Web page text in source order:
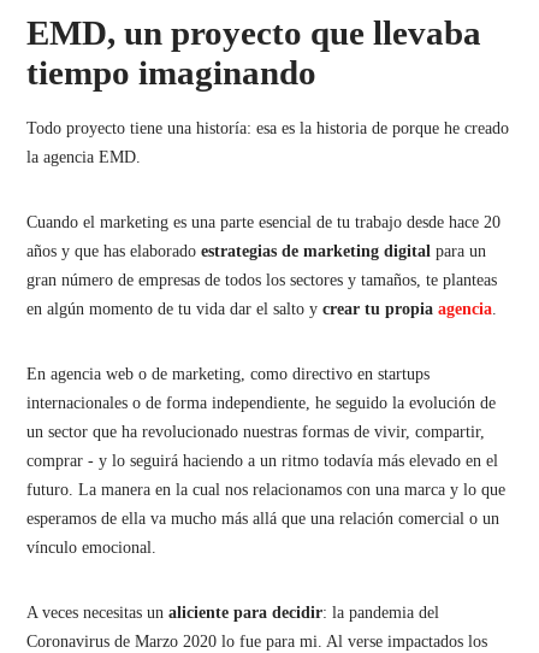
EMD, un proyecto que llevaba
tiempo imaginando
Todo proyecto tiene una historía: esa es la historia de porque he creado
la agencia EMD.
Cuando el marketing es una parte esencial de tu trabajo desde hace 20
años y que has elaboradoestrategias de marketing digital para un
gran número de empresas de todos los sectores y tamaños, te planteas
en algún momento de tu vida dar el salto ycrear tu propiaagencia.
En agencia web o de marketing, como directivo en startups
internacionales o de forma independiente, he seguido la evolución de
un sector que ha revolucionado nuestras formas de vivir, compartir,
comprar - y lo seguirá haciendo a un ritmo todavía más elevado en el
futuro. La manera en la cual nos relacionamos con una marca y lo que
esperamos de ella va mucho más allá que una relación comercial o un
vínculo emocional.
A veces necesitas unaliciente para decidir: la pandemia del
Coronavirus de Marzo 2020 lo fue para mi. Al verse impactados los